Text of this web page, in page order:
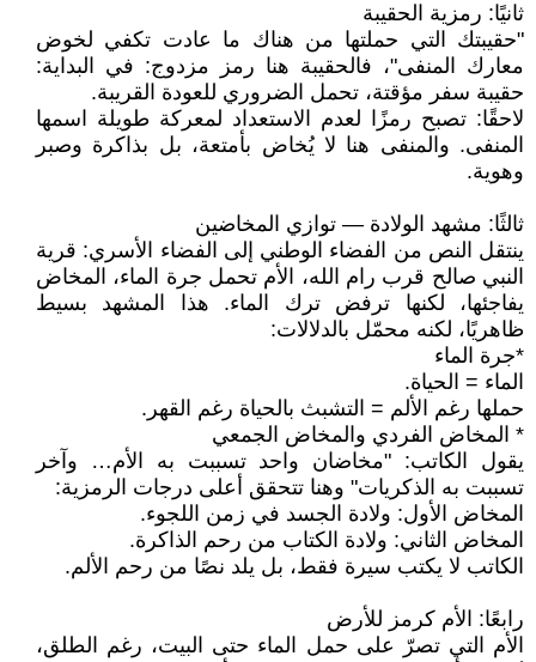
ثانيًا: رمزية الحقيبة
"حقيبتك التي حملتها من هناك ما عادت تكفي لخوض
معارك المنفى"، فالحقيبة هنا رمز مزدوج: في البداية:
حقيبة سفر مؤقتة، تحمل الضروري للعودة القريبة.
لاحقًا: تصبح رمزًا لعدم الاستعداد لمعركة طويلة اسمها
المنفى. والمنفى هنا لا يُخاض بأمتعة، بل بذاكرة وصبر
وهوية.
ثالثًا: مشهد الولادة — توازي المخاضين
ينتقل النص من الفضاء الوطني إلى الفضاء الأسري: قرية
النبي صالح قرب رام الله، الأم تحمل جرة الماء، المخاض
يفاجئها، لكنها ترفض ترك الماء. هذا المشهد بسيط
ظاهريًا، لكنه محمّل بالدلالات:
*جرة الماء
الماء = الحياة.
حملها رغم الألم = التشبث بالحياة رغم القهر.
* المخاض الفردي والمخاض الجمعي
يقول الكاتب: "مخاضان واحد تسببت به الأم… وآخر
تسببت به الذكريات" وهنا تتحقق أعلى درجات الرمزية:
المخاض الأول: ولادة الجسد في زمن اللجوء.
المخاض الثاني: ولادة الكتاب من رحم الذاكرة.
الكاتب لا يكتب سيرة فقط، بل يلد نصًا من رحم الألم.
رابعًا: الأم كرمز للأرض
الأم التي تصرّ على حمل الماء حتى البيت، رغم الطلق،